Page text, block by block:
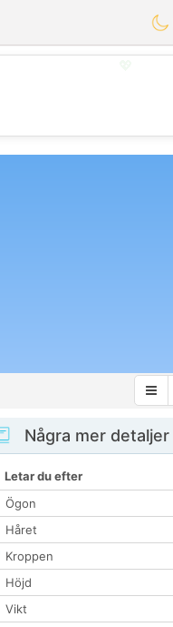
Några mer detaljer
Letar du efter
Ögon
Håret
Kroppen
Höjd
Vikt